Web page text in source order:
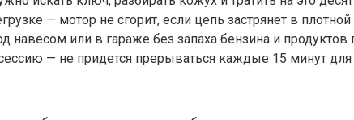
— мотор не сгорит, если цепь застрянет в
или в гараже без запаха бензина и продуктов
— не придется прерываться каждые 15 минут